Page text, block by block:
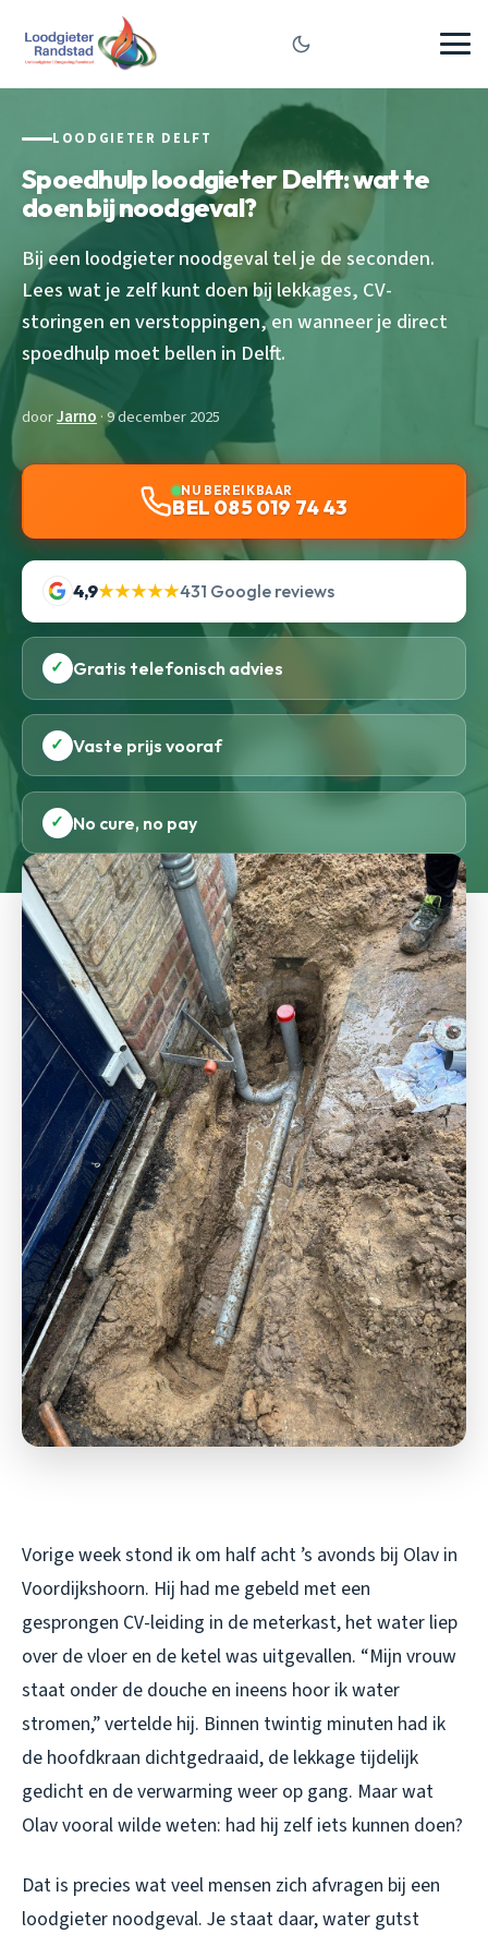
LOODGIETER DELFT
Spoedhulp loodgieter Delft: wat te
doen bij noodgeval?
Bij een loodgieter noodgeval tel je de seconden.
Lees wat je zelf kunt doen bij lekkages, CV-
storingen en verstoppingen, en wanneer je direct
spoedhulp moet bellen in Delft.
doorJarno · 9 december 2025
NU BEREIKBAAR
BEL 085 019 74 43
4,9★★★★★431 Google reviews
✓ Gratis telefonisch advies
✓ Vaste prijs vooraf
✓ No cure, no pay
Vorige week stond ik om half acht ’s avonds bij Olav in
Voordijkshoorn. Hij had me gebeld met een
gesprongen CV-leiding in de meterkast, het water liep
over de vloer en de ketel was uitgevallen. “Mijn vrouw
staat onder de douche en ineens hoor ik water
stromen,” vertelde hij. Binnen twintig minuten had ik
de hoofdkraan dichtgedraaid, de lekkage tijdelijk
gedicht en de verwarming weer op gang. Maar wat
Olav vooral wilde weten: had hij zelf iets kunnen doen?
Dat is precies wat veel mensen zich afvragen bij een
loodgieter noodgeval. Je staat daar, water gutst